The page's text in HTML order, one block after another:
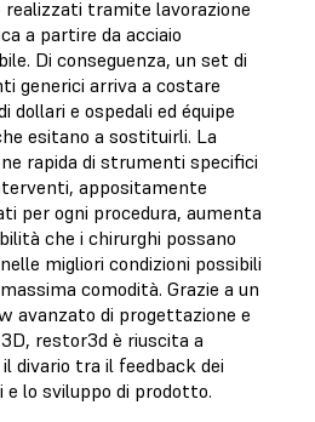
realizzati tramite lavorazione
a partire da acciaio
Di conseguenza, un set di
generici arriva a costare
dollari e ospedali ed équipe
esitano a sostituirli. La
rapida di strumenti specifici
appositamente
per ogni procedura, aumenta
che i chirurghi possano
migliori condizioni possibili
comodità. Grazie a un
avanzato di progettazione e
restor3d è riuscita a
divario tra il feedback dei
e lo sviluppo di prodotto.